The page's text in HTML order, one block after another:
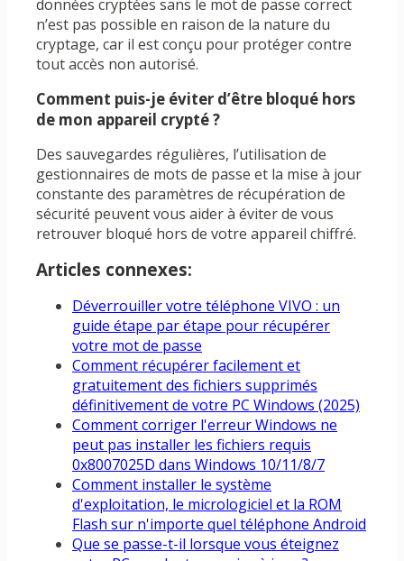
données cryptées sans le mot de passe correct
n’est pas possible en raison de la nature du
cryptage, car il est conçu pour protéger contre
tout accès non autorisé.
Comment puis-je éviter d’être bloqué hors
de mon appareil crypté ?
Des sauvegardes régulières, l’utilisation de
gestionnaires de mots de passe et la mise à jour
constante des paramètres de récupération de
sécurité peuvent vous aider à éviter de vous
retrouver bloqué hors de votre appareil chiffré.
Articles connexes:
Déverrouiller votre téléphone VIVO : un
guide étape par étape pour récupérer
votre mot de passe
Comment récupérer facilement et
gratuitement des fichiers supprimés
définitivement de votre PC Windows (2025)
Comment corriger l'erreur Windows ne
peut pas installer les fichiers requis
0x8007025D dans Windows 10/11/8/7
Comment installer le système
d'exploitation, le micrologiciel et la ROM
Flash sur n'importe quel téléphone Android
Que se passe-t-il lorsque vous éteignez